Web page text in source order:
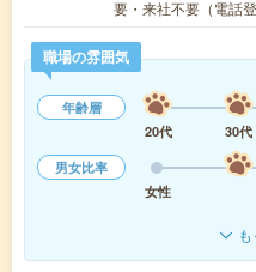
要・来社不要（電話
職場の雰囲気
年齢層
20代
30代
男女比率
女性